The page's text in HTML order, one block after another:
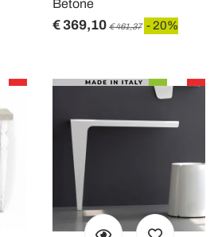
Betone
€ 369,10 € 461,37 - 20%